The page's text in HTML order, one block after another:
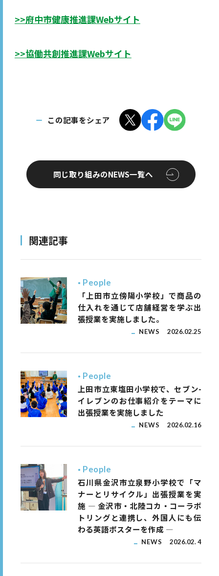
>>府中市健康推進課Webサイト
>>協働共創推進課Webサイト
この記事をシェア
同じ取り組みのNEWS一覧へ
関連記事
People
「上田市立傍陽小学校」で商品の
仕入れを通じて店舗経営を学ぶ出
張授業を実施しました。
NEWS 2026.02.25
People
上田市立東塩田小学校で、セブン-
イレブンのお仕事紹介をテーマに
出張授業を実施しました
NEWS 2026.02.16
People
石川県金沢市立泉野小学校で「マ
ナーとリサイクル」出張授業を実
施 ― 金沢市・北陸コカ・コーラボ
トリングと連携し、外国人にも伝
わる英語ポスターを作成 ―
NEWS 2026.02. 4